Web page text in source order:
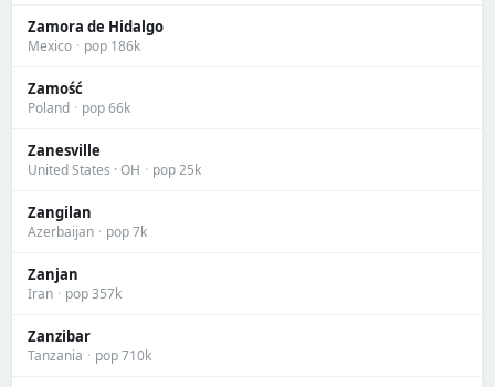
Zamora de Hidalgo
Mexico · pop 186k
Zamość
Poland · pop 66k
Zanesville
United States · OH · pop 25k
Zangilan
Azerbaijan · pop 7k
Zanjan
Iran · pop 357k
Zanzibar
Tanzania · pop 710k